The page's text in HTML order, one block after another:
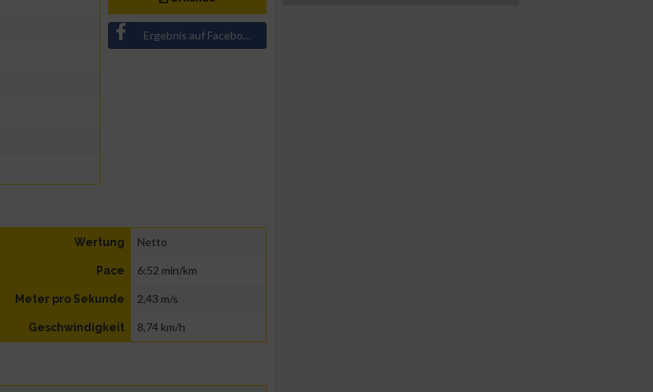
Ergebnis auf Facebook teilen
Wertung Netto
Pace 6:52 min/km
Meter pro Sekunde 2,43 m/s
Geschwindigkeit 8,74 km/h